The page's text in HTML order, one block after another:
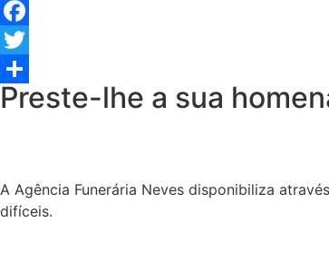
Facebook
Twitter
Share
Preste-lhe a sua
A Agência Funerária Neves disponibiliza
difíceis.